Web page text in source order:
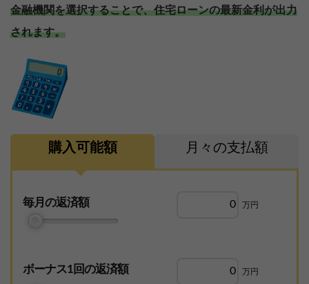
金融機関を選択することで、住宅ローンの最新金利が出力
されます。
購入可能額 月々の支払額
毎月の返済額 万円
ボーナス1回の返済額 万円